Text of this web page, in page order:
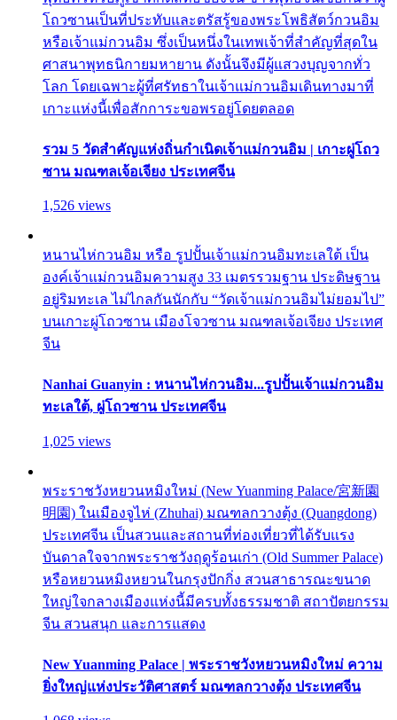
โถวซานเป็นที่ประทับและตรัสรู้ของพระโพธิสัตว์กวนอิม
หรือเจ้าแม่กวนอิม ซึ่งเป็นหนึ่งในเทพเจ้าที่สำคัญที่สุดใน
ศาสนาพุทธนิกายมหายาน ดังนั้นจึงมีผู้แสวงบุญจากทั่ว
โลก โดยเฉพาะผู้ที่ศรัทธาในเจ้าแม่กวนอิมเดินทางมาที่
เกาะแห่งนี้เพื่อสักการะขอพรอยู่โดยตลอด
รวม 5 วัดสำคัญแห่งถิ่นกำเนิดเจ้าแม่กวนอิม | เกาะผู่โถว
ซาน มณฑลเจ้อเจียง ประเทศจีน
1,526 views
หนานไห่กวนอิม หรือ รูปปั้นเจ้าแม่กวนอิมทะเลใต้ เป็น
องค์เจ้าแม่กวนอิมความสูง 33 เมตรรวมฐาน ประดิษฐาน
อยู่ริมทะเล ไม่ไกลกันนักกับ “วัดเจ้าแม่กวนอิมไม่ยอมไป”
บนเกาะผู่โถวซาน เมืองโจวซาน มณฑลเจ้อเจียง ประเทศ
จีน
Nanhai Guanyin : หนานไห่กวนอิม...รูปปั้นเจ้าแม่กวนอิม
ทะเลใต้, ผู่โถวซาน ประเทศจีน
1,025 views
พระราชวังหยวนหมิงใหม่ (New Yuanming Palace/宮新園
明園) ในเมืองจูไห่ (Zhuhai) มณฑลกวางตุ้ง (Quangdong)
ประเทศจีน เป็นสวนและสถานที่ท่องเที่ยวที่ได้รับแรง
บันดาลใจจากพระราชวังฤดูร้อนเก่า (Old Summer Palace)
หรือหยวนหมิงหยวนในกรุงปักกิ่ง สวนสาธารณะขนาด
ใหญ่ใจกลางเมืองแห่งนี้มีครบทั้งธรรมชาติ สถาปัตยกรรม
จีน สวนสนุก และการแสดง
New Yuanming Palace | พระราชวังหยวนหมิงใหม่ ความ
ยิ่งใหญ่แห่งประวัติศาสตร์ มณฑลกวางตุ้ง ประเทศจีน